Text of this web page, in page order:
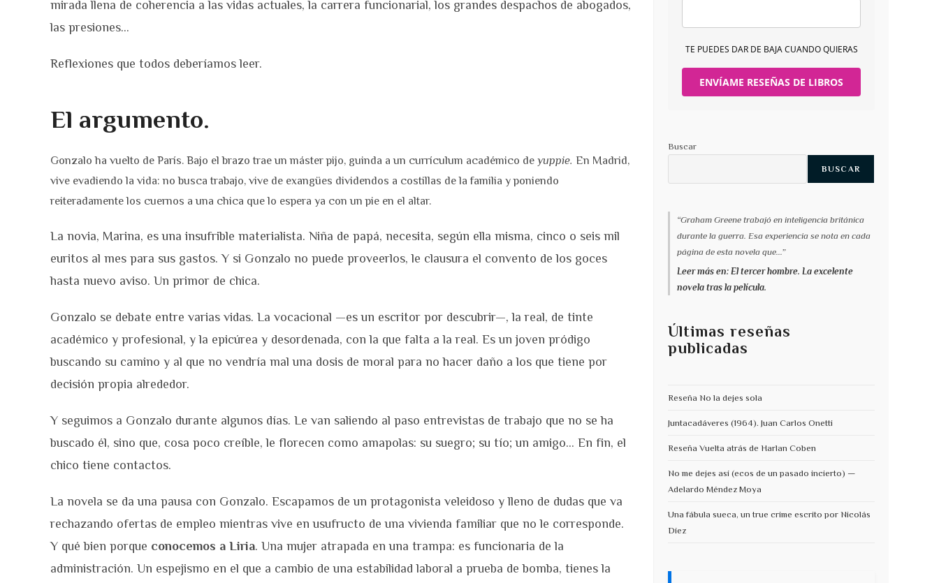
mirada llena de coherencia a las vidas actuales, la carrera funcionarial, los grandes despachos de abogados,
las presiones…
Reflexiones que todos deberíamos leer.
El argumento.
Gonzalo ha vuelto de París. Bajo el brazo trae un máster pijo, guinda a un currículum académico de yuppie. En Madrid,
vive evadiendo la vida: no busca trabajo, vive de exangües dividendos a costillas de la familia y poniendo
reiteradamente los cuernos a una chica que lo espera ya con un pie en el altar.
La novia, Marina, es una insufrible materialista. Niña de papá, necesita, según ella misma, cinco o seis mil
euritos al mes para sus gastos. Y si Gonzalo no puede proveerlos, le clausura el convento de los goces
hasta nuevo aviso. Un primor de chica.
Gonzalo se debate entre varias vidas. La vocacional —es un escritor por descubrir—, la real, de tinte
académico y profesional, y la epicúrea y desordenada, con la que falta a la real. Es un joven pródigo
buscando su camino y al que no vendría mal una dosis de moral para no hacer daño a los que tiene por
decisión propia alrededor.
Y seguimos a Gonzalo durante algunos días. Le van saliendo al paso entrevistas de trabajo que no se ha
buscado él, sino que, cosa poco creíble, le florecen como amapolas: su suegro; su tío; un amigo… En fin, el
chico tiene contactos.
La novela se da una pausa con Gonzalo. Escapamos de un protagonista veleidoso y lleno de dudas que va
rechazando ofertas de empleo mientras vive en usufructo de una vivienda familiar que no le corresponde.
Y qué bien porque conocemos a Liria. Una mujer atrapada en una trampa: es funcionaria de la
administración. Un espejismo en el que a cambio de una estabilidad laboral a prueba de bomba, tienes la
TE PUEDES DAR DE BAJA CUANDO QUIERAS
ENVÍAME RESEÑAS DE LIBROS
Buscar
BUSCAR
“Graham Greene trabajó en inteligencia británica
durante la guerra. Esa experiencia se nota en cada
página de esta novela que...”
Leer más en: El tercer hombre. La excelente
novela tras la película.
Últimas reseñas
publicadas
Reseña No la dejes sola
Juntacadáveres (1964). Juan Carlos Onetti
Reseña Vuelta atrás de Harlan Coben
No me dejes así (ecos de un pasado incierto) —
Adelardo Méndez Moya
Una fábula sueca, un true crime escrito por Nicolás
Díez